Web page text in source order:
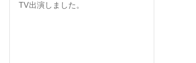
TV出演しました。